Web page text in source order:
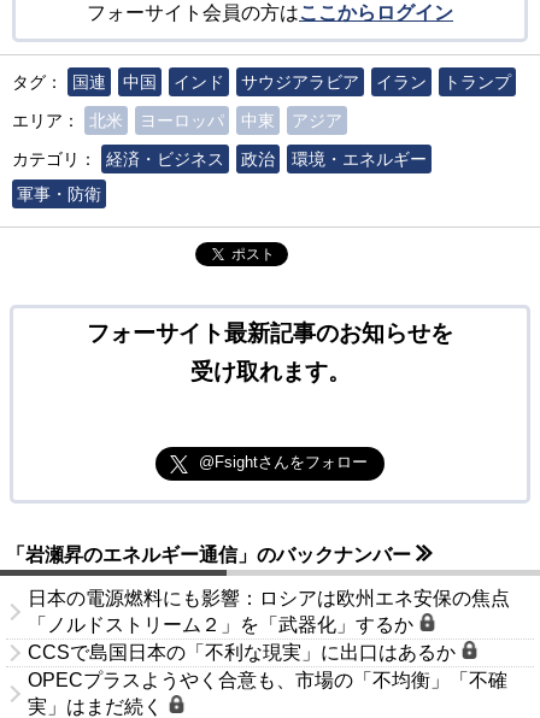
フォーサイト会員の方はここからログイン
タグ： 国連 中国 インド サウジアラビア イラン
トランプ
エリア：
北米 ヨーロッパ 中東
アジア
カテゴリ：
経済・ビジネス 政治
環境・エネルギー
軍事・防衛
ポスト
フォーサイト最新記事のお知らせを
受け取れます。
@Fsightさんをフォロー
「岩瀬昇のエネルギー通信」のバックナンバー
日本の電源燃料にも影響：ロシアは欧州エネ安保の焦点
「ノルドストリーム２」を「武器化」するか
CCSで島国日本の「不利な現実」に出口はあるか
OPECプラスようやく合意も、市場の「不均衡」「不確
実」はまだ続く